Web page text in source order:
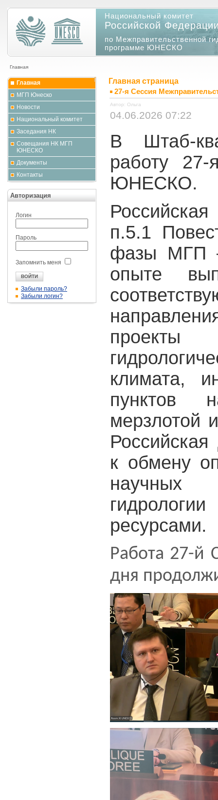
Национальный комитет
Российской
по Межправительственной
программе ЮНЕСКО
Главная
Главная
МГП Юнеско
Новости
Национальный комитет
Заседания НК
Совещания НК МГП
ЮНЕСКО
Документы
Контакты
Авторизация
Логин
Пароль
Запомнить меня
Забыли пароль?
Забыли логин?
Главная страница
27-я Сессия
Автор: Ольга
04.06.2026 07:22
В Штаб-
работу
ЮНЕСКО.
п.5.1
фазы МГП
опыте
климата,
пунктов
мерзлотой
к обмену
научных
ресурсами.
Работа 27-й
дня